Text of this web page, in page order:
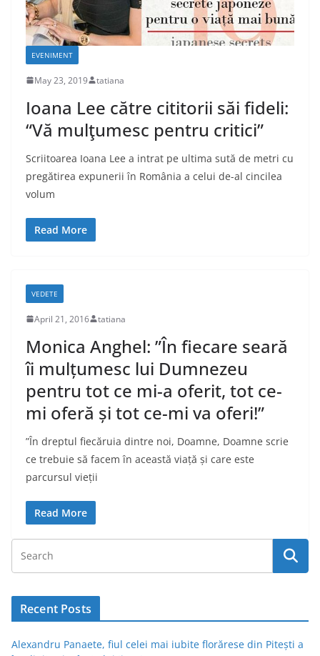
EVENIMENT
May 23, 2019 tatiana
Ioana Lee către cititorii săi fideli:
“Vă mulţumesc pentru critici”
Scriitoarea Ioana Lee a intrat pe ultima sută de metri cu
pregătirea expunerii în România a celui de-al cincilea
volum
Read More
VEDETE
April 21, 2016 tatiana
Monica Anghel: ”În fiecare seară
îi mulțumesc lui Dumnezeu
pentru tot ce mi-a oferit, tot ce-
mi oferă și tot ce-mi va oferi!”
”În dreptul fiecăruia dintre noi, Doamne, Doamne scrie
ce trebuie să facem în această viață și care este
parcursul vieții
Read More
Recent Posts
Alexandru Panaete, fiul celei mai iubite florărese din Pitești a